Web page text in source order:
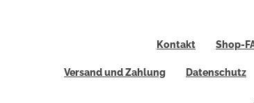
Kontakt Shop-
Versand und Zahlung Datenschutz